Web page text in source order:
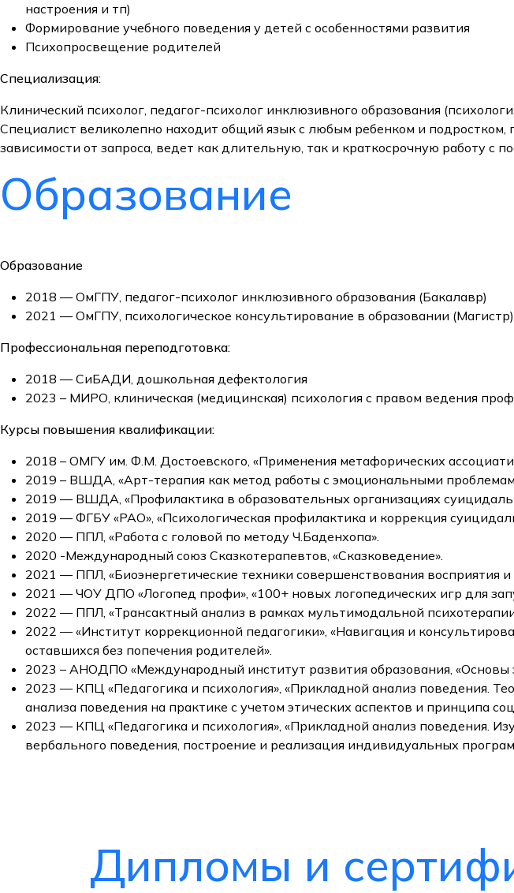
настроения и тп)
Формирование учебного поведения у детей с особенностями развития
Психопросвещение родителей
Специализация:
Клинический психолог, педагог-психолог инклюзивного образования
Специалист великолепно находит общий язык с любым ребенком и
зависимости от запроса, ведет как длительную, так и краткосрочную работу с
Образование
Образование
2018 — ОмГПУ, педагог-психолог инклюзивного образования (Бакалавр)
2021 — ОмГПУ, психологическое консультирование в образовании (Магистр)
Профессиональная переподготовка:
2018 — СиБАДИ, дошкольная дефектология
2023 – МИРО, клиническая (медицинская) психология с правом ведения
Курсы повышения квалификации:
2018 – ОМГУ им. Ф.М. Достоевского, «Применения метафорических
2019 – ВШДА, «Арт-терапия как метод работы с эмоциональными
2019 — ВШДА, «Профилактика в образовательных организациях
2019 — ФГБУ «РАО», «Психологическая профилактика и коррекция
2020 — ППЛ, «Работа с головой по методу Ч.Баденхопа».
2020 -Международный союз Сказкотерапевтов, «Сказковедение».
2021 — ППЛ, «Биоэнергетические техники совершенствования восприятия и
2021 — ЧОУ ДПО «Логопед профи», «100+ новых логопедических игр для
2022 — ППЛ, «Трансактный анализ в рамках мультимодальной
2022 — «Институт коррекционной педагогики», «Навигация и
оставшихся без попечения родителей».
2023 – АНОДПО «Международный институт развития образования,
2023 — КПЦ «Педагогика и психология», «Прикладной анализ поведения.
анализа поведения на практике с учетом этических аспектов и принципа
2023 — КПЦ «Педагогика и психология», «Прикладной анализ поведения.
вербального поведения, построение и реализация индивидуальных
Дипломы и